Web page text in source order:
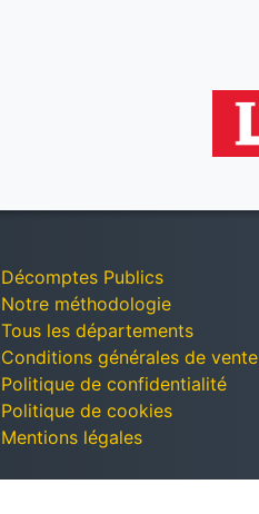
Décomptes Publics
Notre méthodologie
Tous les départements
Conditions générales de vente
Politique de confidentialité
Politique de cookies
Mentions légales